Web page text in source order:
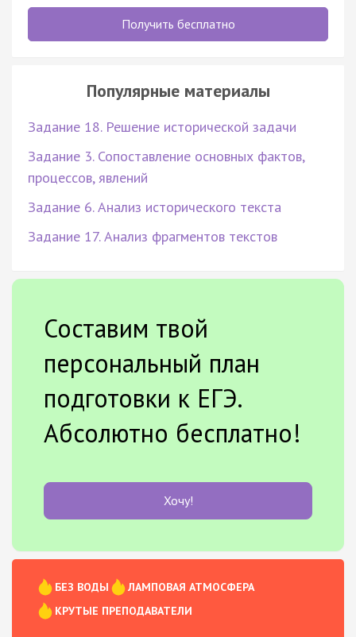
Получить бесплатно
Популярные материалы
Задание 18. Решение исторической задачи
Задание 3. Сопоставление основных фактов,
процессов, явлений
Задание 6. Анализ исторического текста
Задание 17. Анализ фрагментов текстов
Составим твой
персональный план
подготовки к ЕГЭ.
Абсолютно бесплатно!
Хочу!
БЕЗ ВОДЫ
ЛАМПОВАЯ АТМОСФЕРА
КРУТЫЕ ПРЕПОДАВАТЕЛИ